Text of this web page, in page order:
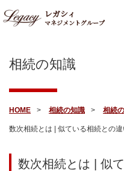
レガシィ
マネジメントグループ
相続の知識
HOME 相続の知識 相続
数次相続とは | 似ている相続との違
数次相続とは | 似